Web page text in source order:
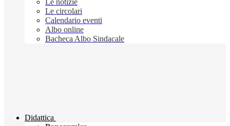
Le notizie
Le circolari
Calendario eventi
Albo online
Bacheca Albo Sindacale
Didattica